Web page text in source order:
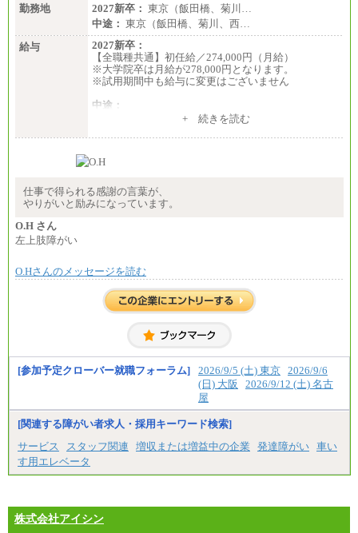
勤務地
2027新卒： 東京（飯田橋、菊川…
中途： 東京（飯田橋、菊川、西…
給与
2027新卒：
【全職種共通】初任給／274,000円（月給）
※大学院卒は月給が278,000円となります。
※試用期間中も給与に変更はございません
中途：
（１）～（４）274,000円（月給）～
※経験・年齢などを考慮のうえ、当社規程により優
※業務内容・勤務形態に応じて、上記給与の範囲内
※試用期間中も給与に変更はございません
+ 続きを読む
仕事で得られる感謝の言葉が、
やりがいと励みになっています。
O.H さん
左上肢障がい
O.Hさんのメッセージを読む
[参加予定クローバー就職フォーラム] 2026/9/5 (土) 東京 2026/9/6
(日) 大阪
2026/9/12 (土) 名古
屋
[関連する障がい者求人・採用キーワード検索]
サービス
スタッフ関連 増収または増益中の企業 発達障がい 車い
す用エレベータ
株式会社アイシン